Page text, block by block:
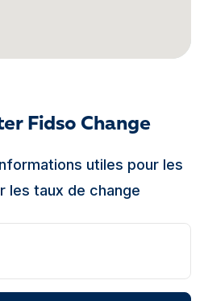
Fidso Change
utiles pour les
les taux de change